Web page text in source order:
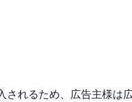
されるため、広告主様は